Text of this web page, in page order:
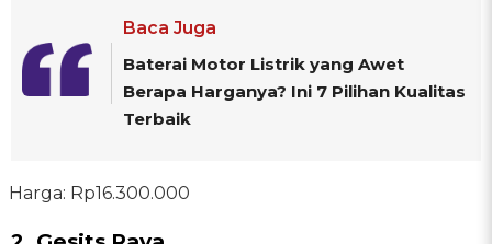
Baca Juga
Baterai Motor Listrik yang Awet
Berapa Harganya? Ini 7 Pilihan Kualitas
Terbaik
Harga: Rp16.300.000